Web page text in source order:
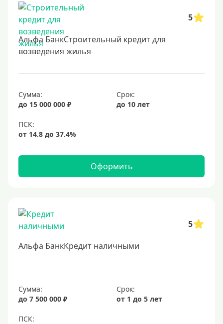
5
Альфа БанкСтроительный кредит для
возведения жилья
Сумма:
до 15 000 000 ₽
Срок:
до 10 лет
Оформить
5
Альфа БанкКредит наличными
Сумма:
до 7 500 000 ₽
Срок:
от 1 до 5 лет